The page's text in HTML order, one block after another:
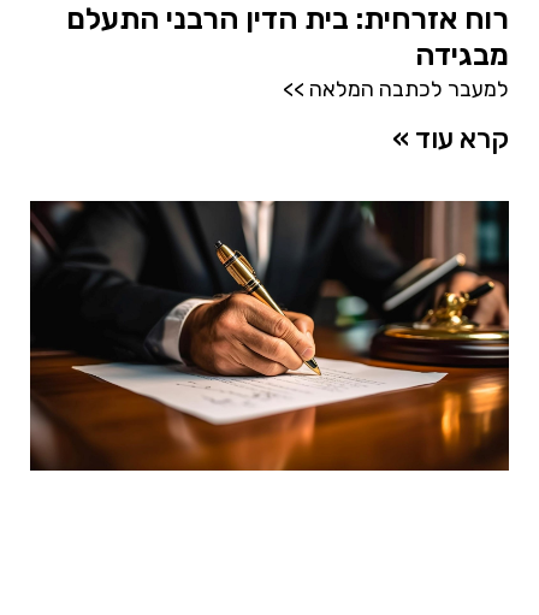
רוח אזרחית: בית הדין הרבני התעלם
מבגידה
למעבר לכתבה המלאה >>
קרא עוד »